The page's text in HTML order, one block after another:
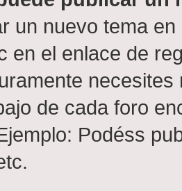
un nuevo tema
en el enlace de
de cada foro
Podéss